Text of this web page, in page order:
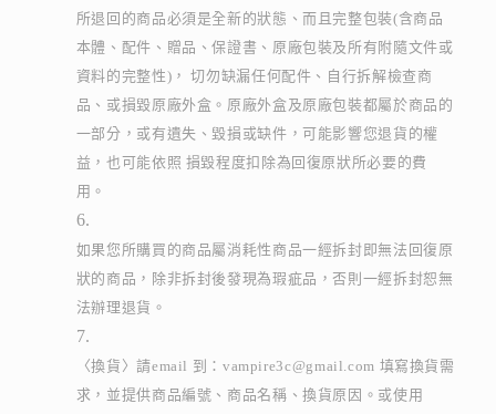
所退回的商品必須是全新的狀態、而且完整包裝(含商品
本體、配件、贈品、保證書、原廠包裝及所有附隨文件或
資料的完整性)， 切勿缺漏任何配件、自行拆解檢查商
品、或損毀原廠外盒。原廠外盒及原廠包裝都屬於商品的
一部分，或有遺失、毀損或缺件，可能影響您退貨的權
益，也可能依照 損毀程度扣除為回復原狀所必要的費
用。
如果您所購買的商品屬消耗性商品一經拆封即無法回復原
狀的商品，除非拆封後發現為瑕疵品，否則一經拆封恕無
法辦理退貨。
〈換貨〉請email 到：vampire3c@gmail.com 填寫換貨需
求，並提供商品編號、商品名稱、換貨原因。或使用